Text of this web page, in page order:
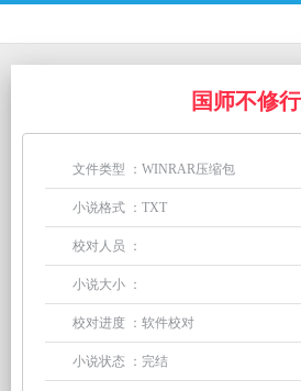
国师不修行
文件类型 ：WINRAR压缩包
小说格式 ：TXT
校对人员 ：
小说大小 ：
校对进度 ：软件校对
小说状态 ：完结